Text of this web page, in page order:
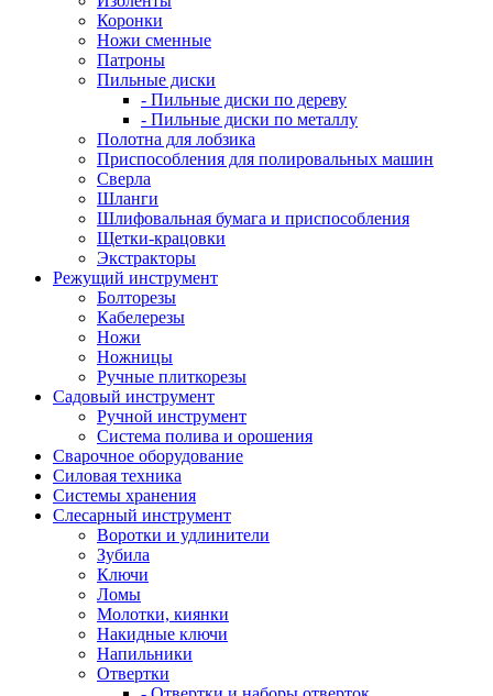
Коронки
Ножи сменные
Патроны
Пильные диски
- Пильные диски по дереву
- Пильные диски по металлу
Полотна для лобзика
Приспособления для полировальных машин
Сверла
Шланги
Шлифовальная бумага и приспособления
Щетки-крацовки
Экстракторы
Режущий инструмент
Болторезы
Кабелерезы
Ножи
Ножницы
Ручные плиткорезы
Садовый инструмент
Ручной инструмент
Система полива и орошения
Сварочное оборудование
Силовая техника
Системы хранения
Слесарный инструмент
Воротки и удлинители
Зубила
Ключи
Ломы
Молотки, киянки
Накидные ключи
Напильники
Отвертки